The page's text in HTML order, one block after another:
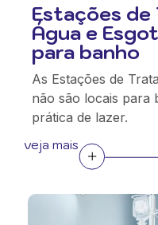
Estações
Água e
para banho
As Estações de
não são locais para
prática de lazer.
veja mais